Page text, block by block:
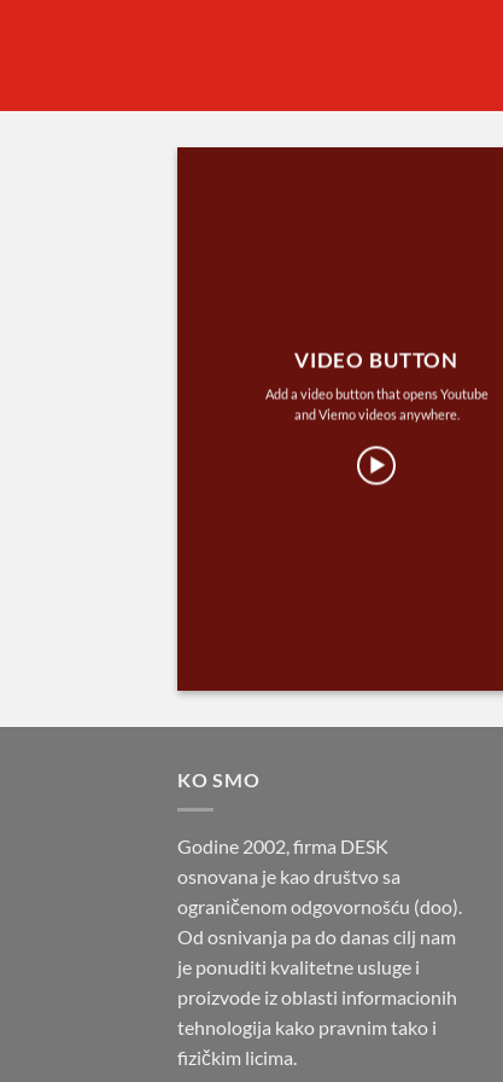
VIDEO BUTTON
Add a video button that opens Youtube
and Viemo videos anywhere.
KO SMO
Godine 2002, firma DESK
osnovana je kao društvo sa
ograničenom odgovornošću (doo).
Od osnivanja pa do danas cilj nam
je ponuditi kvalitetne usluge i
proizvode iz oblasti informacionih
tehnologija kako pravnim tako i
fizičkim licima.